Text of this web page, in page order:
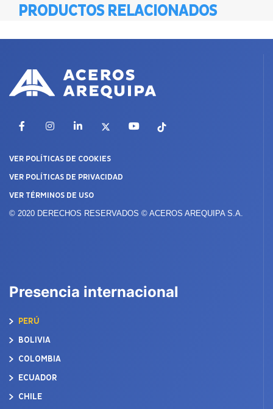
PRODUCTOS RELACIONADOS
FacebookInstagramLinkedIn YouTubeTikTok
VER POLÍTICAS DE COOKIES
VER POLÍTICAS DE PRIVACIDAD
VER TÉRMINOS DE USO
© 2020 DERECHOS RESERVADOS © ACEROS AREQUIPA S.A.
Presencia internacional
PERÚ
BOLIVIA
COLOMBIA
ECUADOR
CHILE